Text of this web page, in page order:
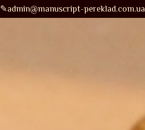
✎admin@manuscript-pereklad.com.ua